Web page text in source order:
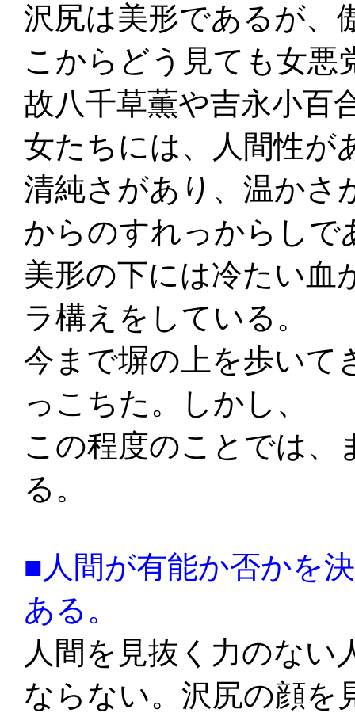
沢尻は美形であるが、
こからどう見ても女悪
故八千草薫や吉永小百
女たちには、人間性が
清純さがあり、温かさ
からのすれっからしで
美形の下には冷たい血
ラ構えをしている。
今まで塀の上を歩いて
っこちた。しかし、
この程度のことでは、
る。
■人間が有能か否かを
ある。
人間を見抜く力のない
ならない。沢尻の顔を